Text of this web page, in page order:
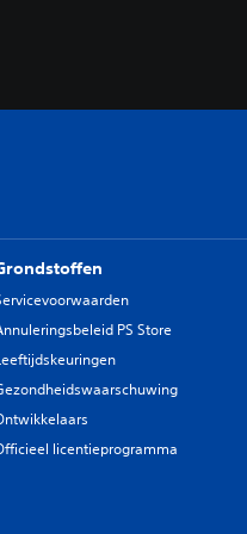
PS Store
licentieprogramma